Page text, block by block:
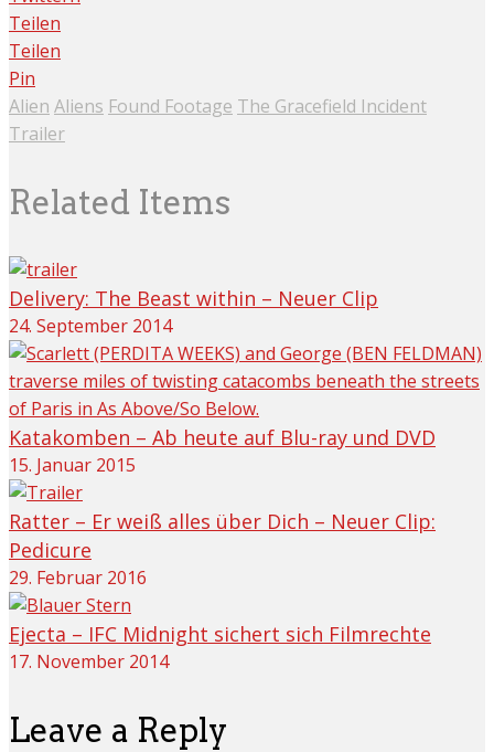
Teilen
Teilen
Pin
Alien Aliens Found Footage The Gracefield Incident
Trailer
Related Items
Delivery: The Beast within – Neuer Clip
24. September 2014
Katakomben – Ab heute auf Blu-ray und DVD
15. Januar 2015
Ratter – Er weiß alles über Dich – Neuer Clip:
Pedicure
29. Februar 2016
Ejecta – IFC Midnight sichert sich Filmrechte
17. November 2014
Leave a Reply